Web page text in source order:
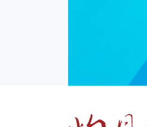
文化